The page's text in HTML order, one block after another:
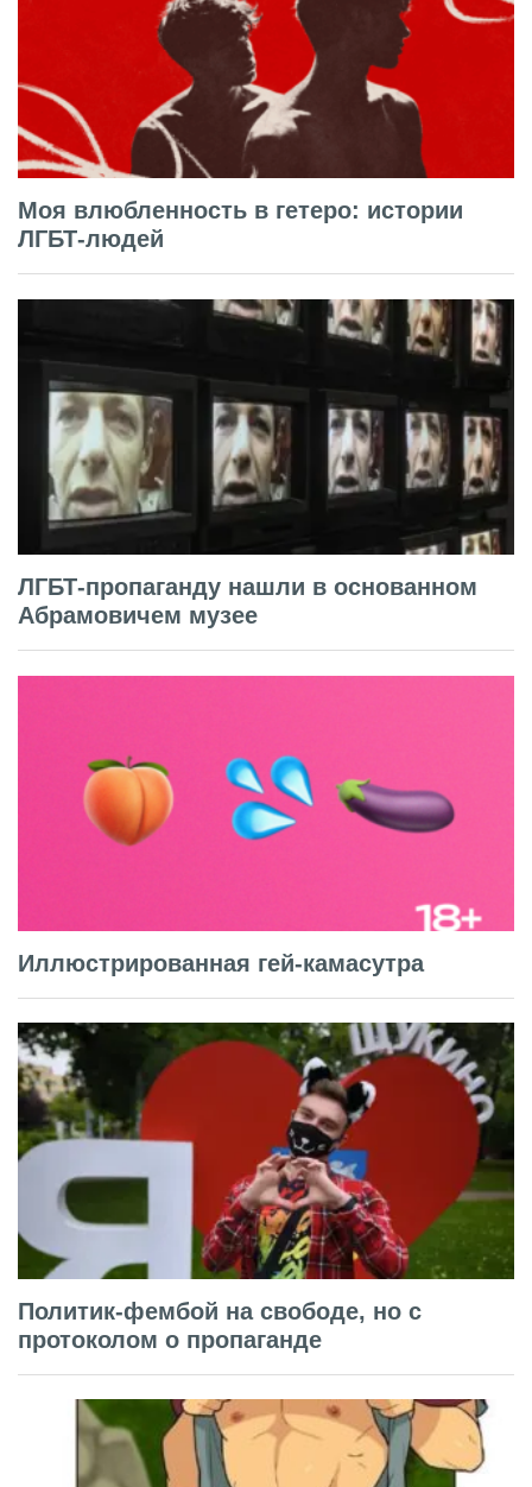
Моя влюбленность в гетеро: истории
ЛГБТ-людей
ЛГБТ-пропаганду нашли в основанном
Абрамовичем музее
Иллюстрированная гей-камасутра
Политик-фембой на свободе, но с
протоколом о пропаганде